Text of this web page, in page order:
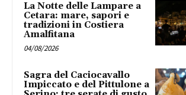
La Notte delle Lampare a
Cetara: mare, sapori e
tradizioni in Costiera
Amalfitana
04/08/2026
Sagra del Caciocavallo
Impiccato e del Pittulone a